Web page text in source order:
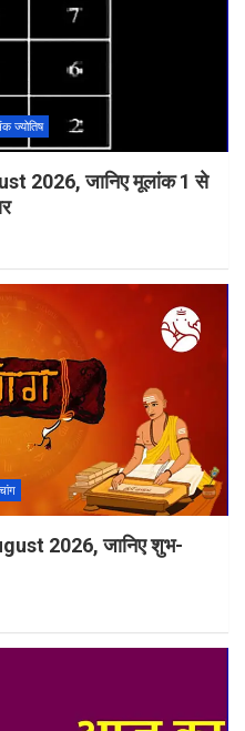
ज्योतिष
2026, जानिए मूलांक 1 से
2026, जानिए शुभ-